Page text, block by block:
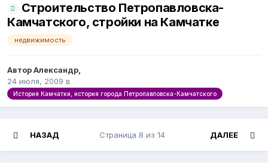
Строительство Петропавловска-
Камчатского, стройки на Камчатке
недвижимость
Автор Александр,
24 июля, 2009 в
История Камчатки, история города Петропавловска-Камчатского
НАЗАД ДАЛЕЕ
Страница 8 из 14